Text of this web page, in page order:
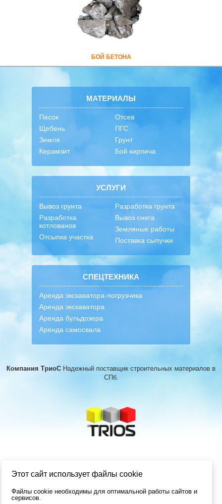
БОЙ БЕТОНА
МАТЕРИАЛЫ
Песок
Щебень
Земля
Керамзит
Отсев
ПГС
Грунт
Бой кирпича
УСЛУГИ
Вывоз грунта
Разработка
котлованов
Отсыпка участка
Разработка грунта
Вывоз снега
Земляные работы
Поставка сыпучки
СПЕЦТЕХНИКА
Аренда экскаватора-погрузчика
Аренда экскаватора
Аренда бульдозера
Аренда самосвала
Компания ТриоС Надежный поставщик строительных материалов в
СПб.
Этот сайт использует файлы cookie
Файлы cookie необходимы для оптимальной работы сайтов и
сервисов.